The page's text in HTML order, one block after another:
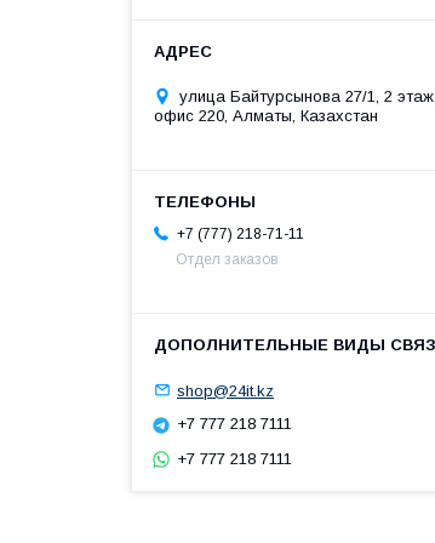
улица Байтурсынова 27/1, 2 этаж,
офис 220, Алматы, Казахстан
+7 (777) 218-71-11
Отдел заказов
shop@24it.kz
+7 777 218 7111
+7 777 218 7111